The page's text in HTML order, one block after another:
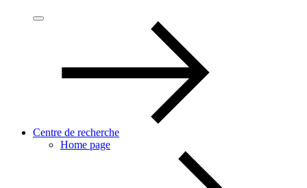
Centre de recherche
Home page